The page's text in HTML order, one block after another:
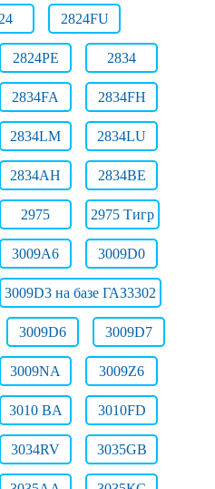
2824FU
2824РЕ 2834
2834FA 2834FH
2834LM 2834LU
2834АН 2834ВЕ
2975 2975 Тигр
3009A6 3009D0
3009D3 на базе ГАЗ3302
3009D6 3009D7
3009NA 3009Z6
3010 BA 3010FD
3034RV 3035GB